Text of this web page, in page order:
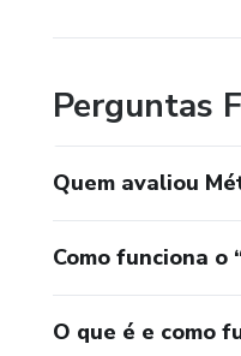
Perguntas
Quem avaliou
Como funciona o
O que é e como